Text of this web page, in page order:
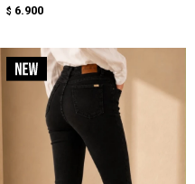
$ 6.900